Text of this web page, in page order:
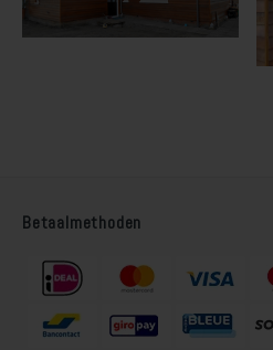
Betaalmethoden